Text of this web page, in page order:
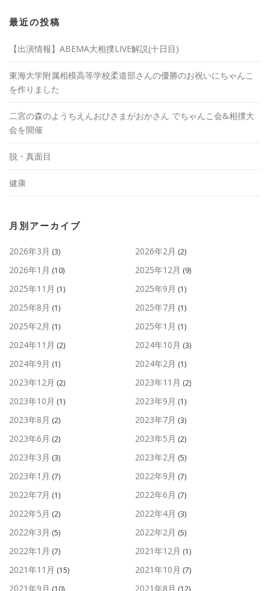
最近の投稿
【出演情報】ABEMA大相撲LIVE解説(十日目)
東海大学附属相模高等学校柔道部さんの優勝のお祝いにちゃんこ
を作りました
二宮の森のようちえんおひさまがおかさん でちゃんこ会&相撲大
会を開催
脱・真面目
健康
月別アーカイブ
2026年3月 (3) 2026年2月 (2)
2026年1月 (10) 2025年12月 (9)
2025年11月 (1) 2025年9月 (1)
2025年8月 (1) 2025年7月 (1)
2025年2月 (1) 2025年1月 (1)
2024年11月 (2) 2024年10月 (3)
2024年9月 (1) 2024年2月 (1)
2023年12月 (2) 2023年11月 (2)
2023年10月 (1) 2023年9月 (1)
2023年8月 (2) 2023年7月 (3)
2023年6月 (2) 2023年5月 (2)
2023年3月 (3) 2023年2月 (5)
2023年1月 (7) 2022年9月 (7)
2022年7月 (1) 2022年6月 (7)
2022年5月 (2) 2022年4月 (3)
2022年3月 (5) 2022年2月 (5)
2022年1月 (7) 2021年12月 (1)
2021年11月 (15) 2021年10月 (7)
2021年9月 2021年8月